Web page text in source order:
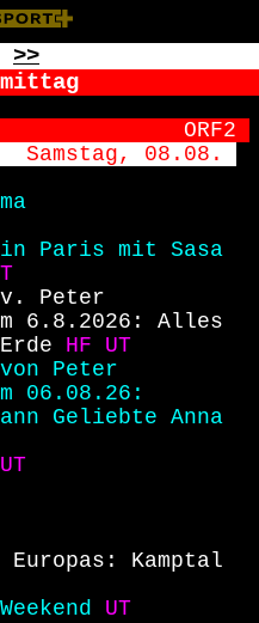
>>
ORF2
Samstag, 08.08.
in Paris mit Sasa
v. Peter
6.8.2026: Alles
HF
UT
Peter
06.08.26:
Geliebte Anna
UT
Europas: Kamptal
UT